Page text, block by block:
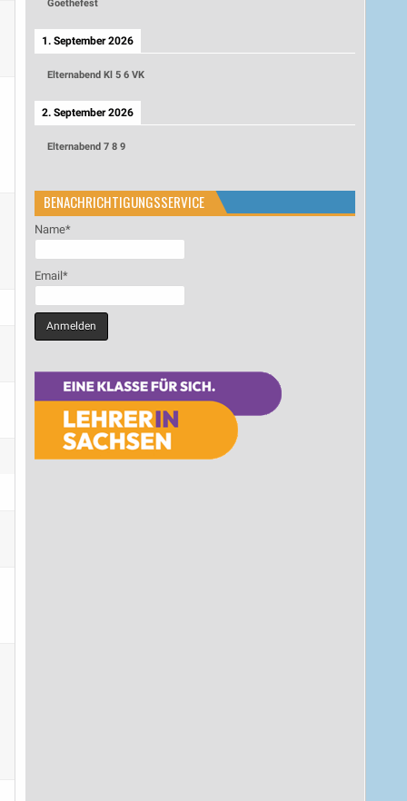
Goethefest
1. September 2026
Elternabend Kl 5 6 VK
2. September 2026
Elternabend 7 8 9
BENACHRICHTIGUNGSSERVICE
Name*
Email*